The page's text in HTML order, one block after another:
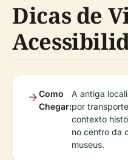
Dicas de
Como
Chegar:
A antiga
por
contexto
no centro da
museus.